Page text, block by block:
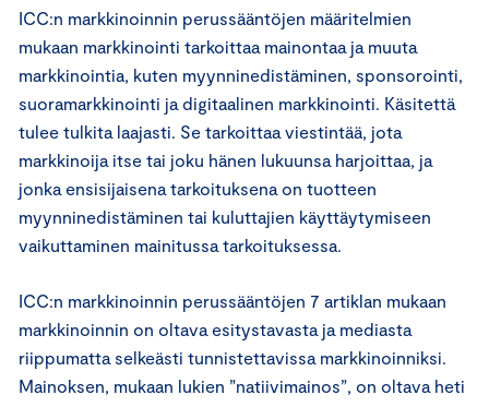
ICC:n markkinoinnin perussääntöjen määritelmien
mukaan markkinointi tarkoittaa mainontaa ja muuta
markkinointia, kuten myynninedistäminen, sponsorointi,
suoramarkkinointi ja digitaalinen markkinointi. Käsitettä
tulee tulkita laajasti. Se tarkoittaa viestintää, jota
markkinoija itse tai joku hänen lukuunsa harjoittaa, ja
jonka ensisijaisena tarkoituksena on tuotteen
myynninedistäminen tai kuluttajien käyttäytymiseen
vaikuttaminen mainitussa tarkoituksessa.
ICC:n markkinoinnin perussääntöjen 7 artiklan mukaan
markkinoinnin on oltava esitystavasta ja mediasta
riippumatta selkeästi tunnistettavissa markkinoinniksi.
Mainoksen, mukaan lukien ”natiivimainos”, on oltava heti